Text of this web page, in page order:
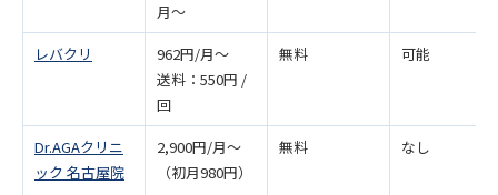
月〜
レバクリ
962円/月〜
送料：550円 /
回
無料 可能
Dr.AGAクリニ
ック 名古屋院
2,900円/月〜
（初月980円）
無料 なし